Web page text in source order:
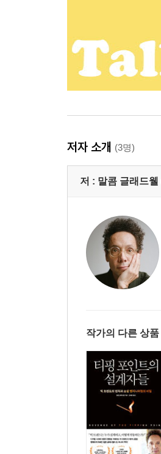
저자 소개 (3명)
저 : 말콤 글래드웰
작가의 다른 상품